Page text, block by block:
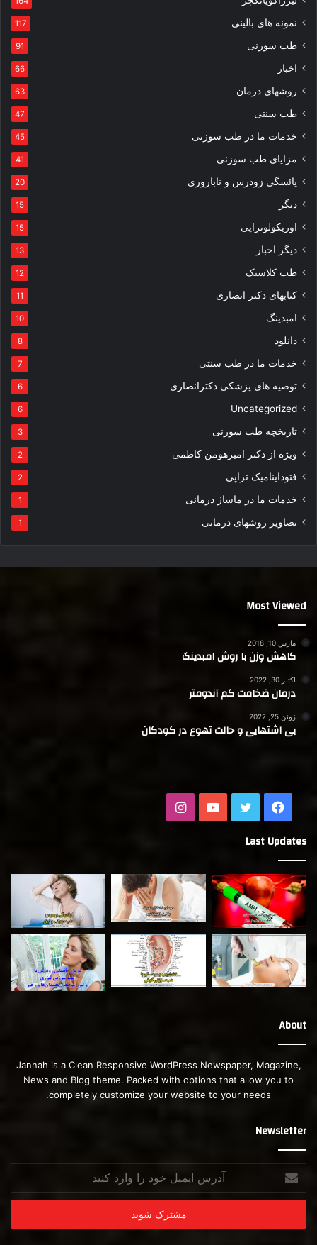
نمونه های بالینی 117
طب سوزنی 91
اخبار 66
روشهای درمان 63
طب سنتی 47
خدمات ما در طب سوزنی 45
مزایای طب سوزنی 41
یائسگی زودرس و ناباروری 20
دیگر 15
اوریکولوتراپی 15
دیگر اخبار 13
طب کلاسیک 12
کتابهای دکتر انصاری 11
امبدینگ 10
دانلود 8
خدمات ما در طب سنتی 7
توصیه های پزشکی دکترانصاری 6
Uncategorized
6
تاریخچه طب سوزنی 3
ویژه از دکتر امیرهومن کاظمی 2
فتوداینامیک تراپی 2
خدمات ما در ماساژ درمانی 1
تصاویر روشهای درمانی 1
Most Viewed
مارس 10, 2018
کاهش وزن با روش امبدینگ
اکتبر 30, 2022
درمان ضخامت کم آندومتر
ژوئن 25, 2022
بی اشتهایی و حالت تهوع در کودکان
فیسبوک توییتر یوتیوب
Last Updates
About
Jannah is a Clean Responsive WordPress Newspaper, Magazine,
News and Blog theme. Packed with options that allow you to
completely customize your website to your needs.
Newsletter
ایمیل
خود
وارد